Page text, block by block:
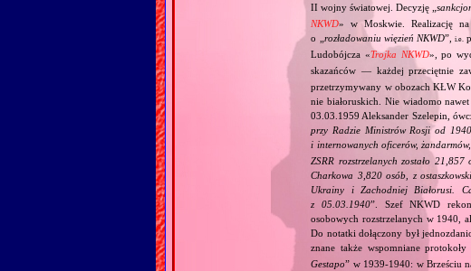
II wojny światowej. Decyzję „
NKWD» w Moskwie. Realizację
o „ rozładowaniu więzień NKWD”,i.e.
Ludobójcza «Trojka NKWD», po
skazańców — każdej przeciętnie
przetrzymywany w obozach KŁW
nie białoruskich. Nie wiadomo
03.03.1959 Aleksander Szelepin,
przy Radzie Ministrów Rosji od
i internowanych oficerów,
ZSRR rozstrzelanych zostało
Charkowa 3,820 osób, z
Ukrainy i Zachodniej Białorusi.
z 05.03.1940”. Szef NKWD
osobowych rozstrzelanych w 1940,
Do notatki dołączony był
znane także wspomniane
Gestapo” w 1939‐1940: w Brześciu